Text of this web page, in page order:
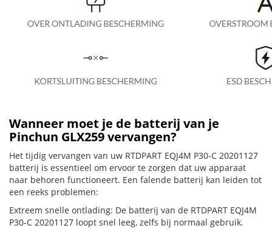
Wanneer moet je de batterij van je
Pinchun GLX259 vervangen?
Het tijdig vervangen van uw RTDPART EQJ4M P30-C 20201127
batterij is essentieel om ervoor te zorgen dat uw apparaat
naar behoren functioneert. Een falende batterij kan leiden tot
een reeks problemen:
Extreem snelle ontlading: De batterij van de RTDPART EQJ4M
P30-C 20201127 loopt snel leeg, zelfs bij normaal gebruik.